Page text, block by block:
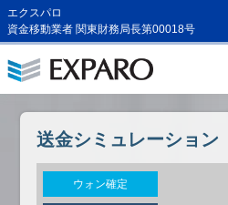
エクスパロ
資金移動業者 関東財務局長第00018号
送金シミュレーション
ウォン確定